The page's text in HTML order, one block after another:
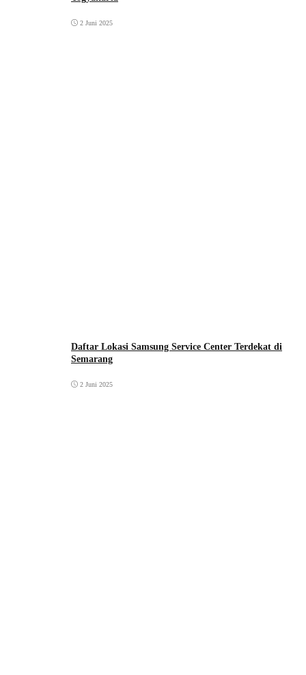
2 Juni 2025
Daftar Lokasi Samsung Service Center Terdekat di
Semarang
2 Juni 2025